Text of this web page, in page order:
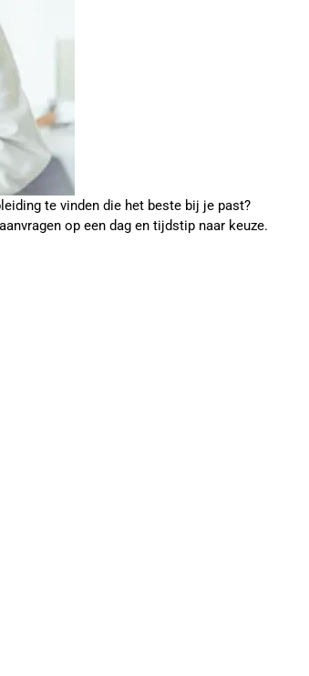
te vinden die het beste bij je past?
op een dag en tijdstip naar keuze.